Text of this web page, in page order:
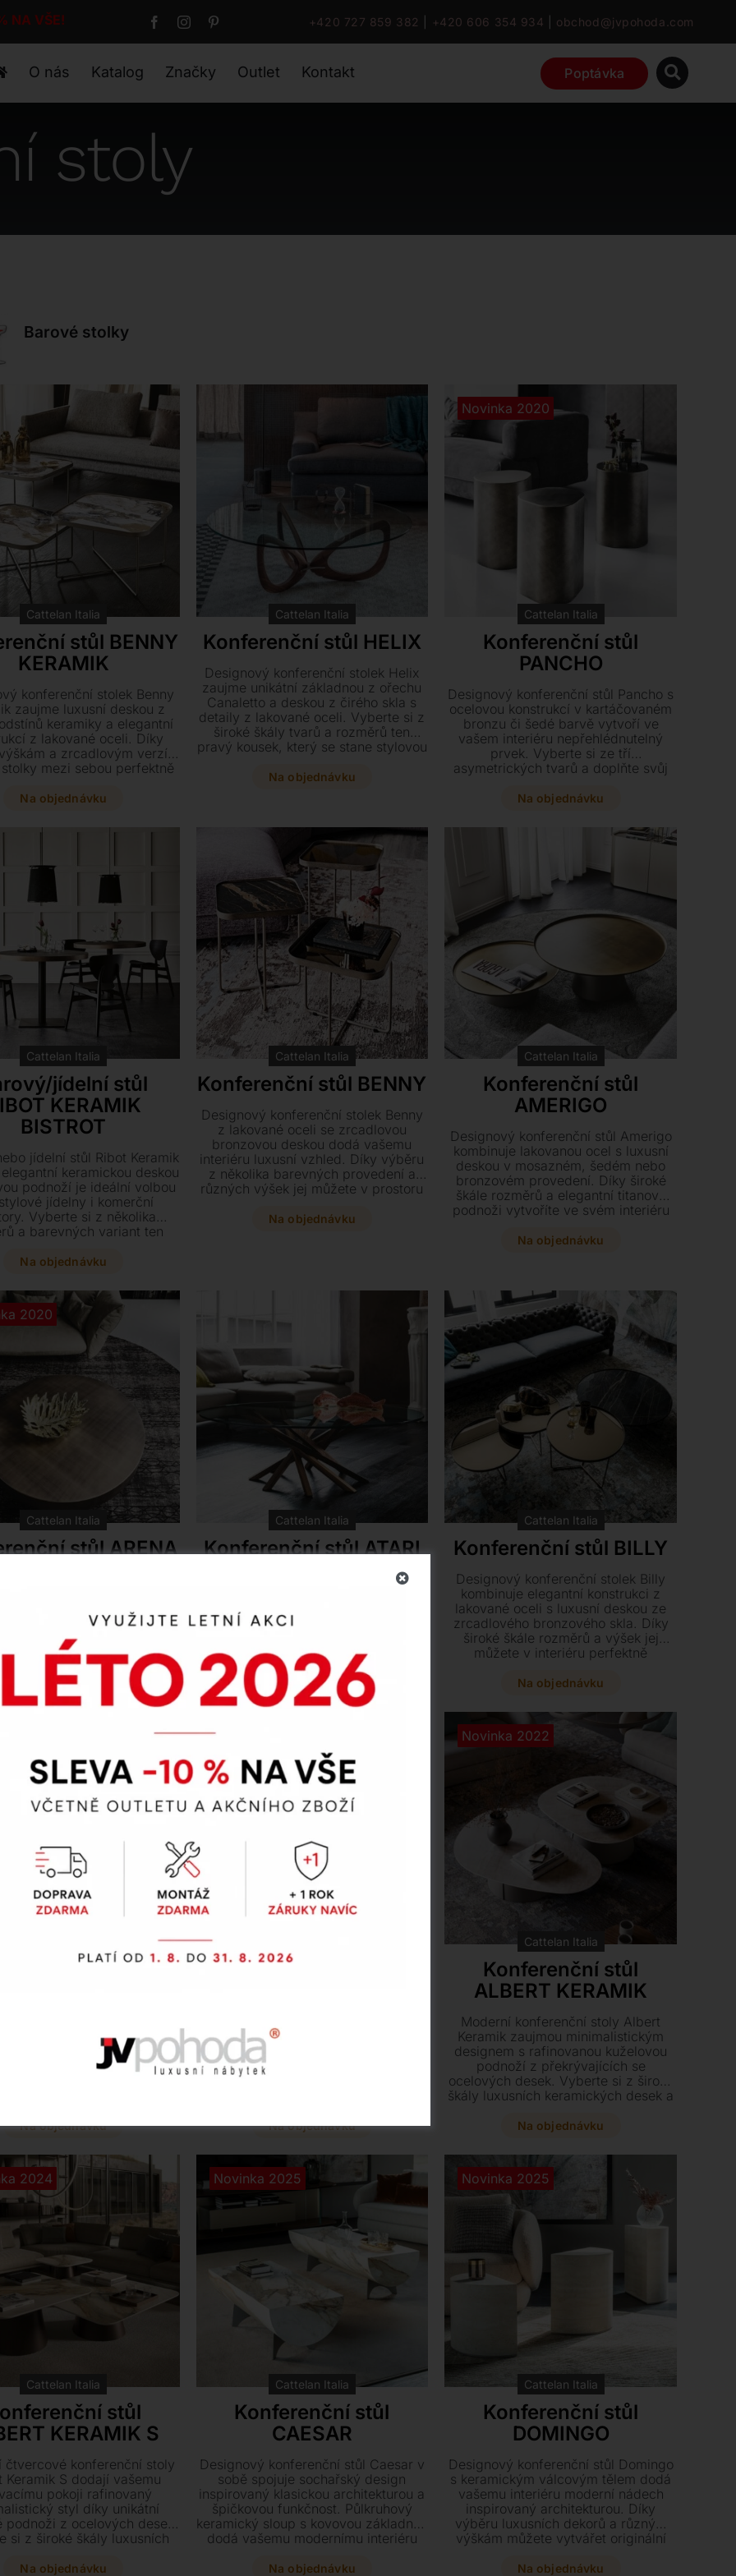
VŠE! +420 727 859 382 +420 606 354 934 obchod@jvpohoda.com
O nás Katalog Značky Outlet Kontakt Poptávka
stoly
Barové stolky
Cattelan Italia
stůl BENNY
KERAMIK
konferenční stolek Benny
zaujme luxusní deskou z
keramiky a elegantní
z lakované oceli. Díky
a zrcadlovým verzím
mezi sebou perfektně
přímo pro váš interiér.
ten pravý kousek na míru.
Na objednávku
Cattelan Italia
Konferenční stůl HELIX
Designový konferenční stolek Helix
zaujme unikátní základnou z ořechu
Canaletto a deskou z čirého skla s
detaily z lakované oceli. Vyberte si z
široké škály tvarů a rozměrů ten
pravý kousek, který se stane stylovou
Na objednávku
Novinka 2020
Cattelan Italia
Konferenční stůl
PANCHO
Designový konferenční stůl Pancho s
ocelovou konstrukcí v kartáčovaném
bronzu či šedé barvě vytvoří ve
vašem interiéru nepřehlédnutelný
prvek. Vyberte si ze tří
asymetrických tvarů a doplňte svůj
skvěle ladí s barovými židlemi ze
Na objednávku
Cattelan Italia
jídelní stůl
KERAMIK
BISTROT
jídelní stůl Ribot Keramik
keramickou deskou
podnoží je ideální volbou
jídelny i komerční
Vyberte si z několika
a barevných variant ten
Tento designový prvek
výšky pro maximální
pohodlí.
Na objednávku
Cattelan Italia
Konferenční stůl BENNY
Designový konferenční stolek Benny
z lakované oceli se zrcadlovou
bronzovou deskou dodá vašemu
interiéru luxusní vzhled. Díky výběru
z několika barevných provedení a
různých výšek jej můžete v prostoru
Na objednávku
Cattelan Italia
Konferenční stůl
AMERIGO
Designový konferenční stůl Amerigo
kombinuje lakovanou ocel s luxusní
deskou v mosazném, šedém nebo
bronzovém provedení. Díky široké
škále rozměrů a elegantní titanové
podnoži vytvoříte ve svém interiéru
Na objednávku
2020
Cattelan Italia
stůl ARENA
bronzu či šedi skvěle
váš interiér. Vyberte si z
varianty nebo praktických
verzí Arena Bond a Double
s deskou z kouřového skla,
jsou ideální volbou pro
početnější rodiny.
Na objednávku
Cattelan Italia
Konferenční stůl ATARI
Designový konferenční stolek Atari
podnož z ořechu či dubu s elegantní
deskou z čirého skla. Vyberte si z
kousek, který se stane stylovou
dominantou vašeho obývacího
pokoje.
Na objednávku
Cattelan Italia
Konferenční stůl BILLY
Designový konferenční stolek Billy
kombinuje elegantní konstrukci z
lakované oceli s luxusní deskou ze
zrcadlového bronzového skla. Díky
široké škále rozměrů a výšek jej
můžete v interiéru perfektně
Vyberte si z několika moderních
svému domovu jedinečný charakter.
Na objednávku
stůl RITZ
dokonalý kompromis
jídelním a konferenčním
ideální pro neformální
i pohodlnou práci. Tento
obývací pokoj, zejména v
Na objednávku
Novinka 2025
Konferenční stůl
Wood vnesou do vašeho interiéru
dokonalou rovnováhu originality,
čistých linií a kontrastních detailů.
Vyberte si z luxusních dřevěných
vyniknou v hravých sestavách.
Na objednávku
Novinka 2022
Cattelan Italia
Konferenční stůl
ALBERT KERAMIK
Moderní konferenční stoly Albert
Keramik zaujmou minimalistickým
designem s rafinovanou kuželovou
podnoží z překrývajících se
ocelových desek. Vyberte si z široké
škály luxusních keramických desek a
dokonalý geometrický detail ve
Na objednávku
2024
Cattelan Italia
stůl
KERAMIK S
čtvercové konferenční stoly
Keramik S dodají vašemu
pokoji rafinovaný
styl díky unikátní
podnoži z ocelových desek.
si z široké škály luxusních
i rozměry pro dokonalý
Na objednávku
Novinka 2025
Cattelan Italia
Konferenční stůl
CAESAR
Designový konferenční stůl Caesar v
sobě spojuje sochařský design
inspirovaný klasickou architekturou a
špičkovou funkčnost. Půlkruhový
keramický sloup s kovovou základnou
dodá vašemu modernímu interiéru
vzhled.
Na objednávku
Novinka 2025
Cattelan Italia
Konferenční stůl
DOMINGO
Designový konferenční stůl Domingo
s keramickým válcovým tělem dodá
vašemu interiéru moderní nádech
inspirovaný architekturou. Díky
výběru luxusních dekorů a různým
výškám můžete vytvářet originální
soupravu.
Na objednávku